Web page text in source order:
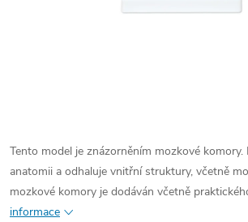
Tento model je znázorněním mozkové komory.
anatomii a odhaluje vnitřní struktury, včetně
mozkové komory je dodáván včetně
informace